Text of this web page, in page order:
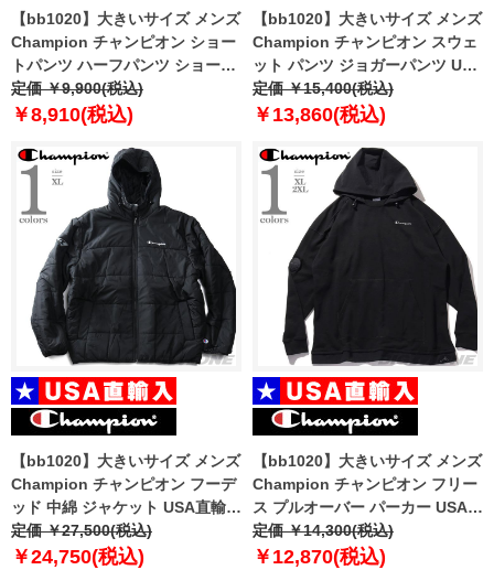
【bb1020】大きいサイズ メンズ
Champion チャンピオン ショー
トパンツ ハーフパンツ ショーツ
USA直輸入 879040
定価 ￥9,900(税込)
￥8,910(税込)
【bb1020】大きいサイズ メンズ
Champion チャンピオン スウェ
ット パンツ ジョガーパンツ USA
直輸入 gf01-586dwb
定価 ￥15,400(税込)
￥13,860(税込)
【bb1020】大きいサイズ メンズ
Champion チャンピオン フーデ
ッド 中綿 ジャケット USA直輸入
v74728-586n6a
定価 ￥27,500(税込)
￥24,750(税込)
【bb1020】大きいサイズ メンズ
Champion チャンピオン フリー
ス プルオーバー パーカー USA直
輸入 s90224
定価 ￥14,300(税込)
￥12,870(税込)